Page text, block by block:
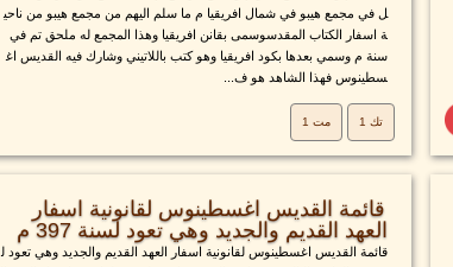
ل في مجمع هيبو في شمال افريقيا م ما سلم اليهم من مجمع هيبو من ناحي
ة اسفار الكتاب المقدسوسمى بقانن افريقيا وهذا المجمع له ملحق تم في
سنة م وسمي بعدها بكود افريقيا وهو كتب باللاتيني وشارك فيه القديس اغ
سطينوس فهذا الشاهد هو ف...
تك 1 مت 1
قائمة القديس اغسطينوس لقانونية اسفار
العهد القديم والجديد وهي تعود لسنة 397 م
قائمة القديس اغسطينوس لقانونية اسفار العهد القديم والجديد وهي تعود ل